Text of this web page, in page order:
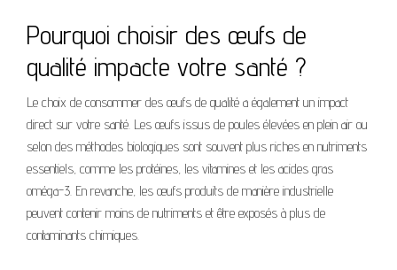
Pourquoi choisir des œufs de
qualité impacte votre santé ?
Le choix de consommer des œufs de qualité a également un impact
direct sur votre santé. Les œufs issus de poules élevées en plein air ou
selon des méthodes biologiques sont souvent plus riches en nutriments
essentiels, comme les protéines, les vitamines et les acides gras
oméga-3. En revanche, les œufs produits de manière industrielle
peuvent contenir moins de nutriments et être exposés à plus de
contaminants chimiques.